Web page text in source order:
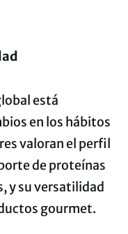
está
en los hábitos
valoran el perfil
de proteínas
y su versatilidad
gourmet.